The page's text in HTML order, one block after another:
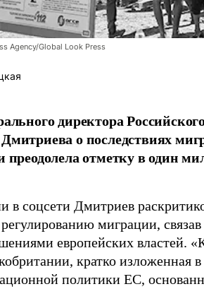
Agency/Global Look Press
директора
о последствиях
отметку в один
в соцсети Дмитриев
миграции,
европейских властей.
кратко изложенная
политики ЕС,